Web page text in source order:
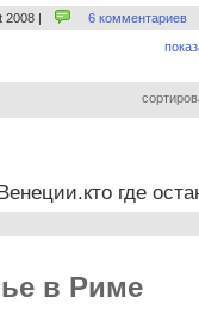
2008 |
6 комментариев
где
в Риме